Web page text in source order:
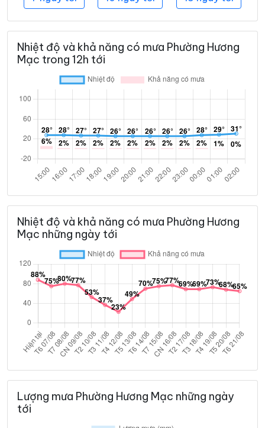
Nhiệt độ và khả năng có mưa Phường Hương
Mạc trong 12h tới
Nhiệt độ và khả năng có mưa Phường Hương
Mạc những ngày tới
Lượng mưa Phường Hương Mạc những ngày
tới